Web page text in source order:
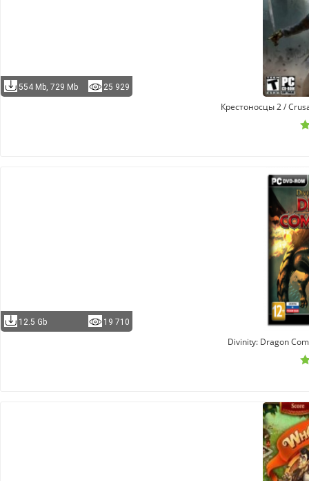
554 Mb, 729 Mb 25 929
Крестоносцы 2 /
12.5 Gb 19 710
Divinity: Dragon